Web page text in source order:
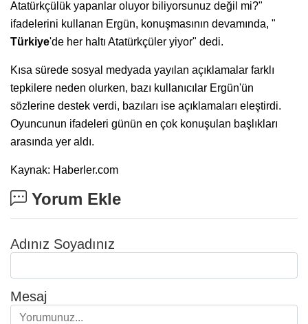
Atatürkçülük yapanlar oluyor biliyorsunuz değil mi?"
ifadelerini kullanan Ergün, konuşmasının devamında, "
Türkiye'de her haltı Atatürkçüler yiyor" dedi.
Kısa sürede sosyal medyada yayılan açıklamalar farklı
tepkilere neden olurken, bazı kullanıcılar Ergün'ün
sözlerine destek verdi, bazıları ise açıklamaları eleştirdi.
Oyuncunun ifadeleri günün en çok konuşulan başlıkları
arasında yer aldı.
Kaynak: Haberler.com
Yorum Ekle
Adınız Soyadınız
Mesaj